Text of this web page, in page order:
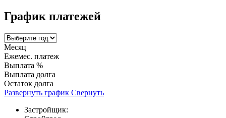
График платежей
Месяц
Ежемес. платеж
Выплата %
Выплата долга
Остаток долга
Развернуть график Свернуть
Застройщик: